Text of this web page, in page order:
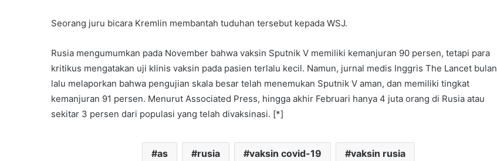
Seorang juru bicara Kremlin membantah tuduhan tersebut kepada WSJ.
Rusia mengumumkan pada November bahwa vaksin Sputnik V memiliki kemanjuran 90 persen, tetapi para
kritikus mengatakan uji klinis vaksin pada pasien terlalu kecil. Namun, jurnal medis Inggris The Lancet bulan
lalu melaporkan bahwa pengujian skala besar telah menemukan Sputnik V aman, dan memiliki tingkat
kemanjuran 91 persen. Menurut Associated Press, hingga akhir Februari hanya 4 juta orang di Rusia atau
sekitar 3 persen dari populasi yang telah divaksinasi. [*]
as rusia vaksin covid-19 vaksin rusia